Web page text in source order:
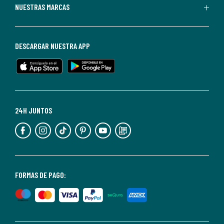
de
en
cualquier
Para
información,
puedes
nuestra
de
privacidad</2>.
NUESTRAS MARCAS
FORMAS DE PAGO:
24H JUNTOS
DESCARGAR NUESTRA APP